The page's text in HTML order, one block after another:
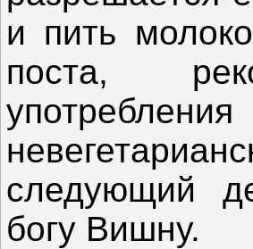
и пить
поста,
следующий
богу Вишну.